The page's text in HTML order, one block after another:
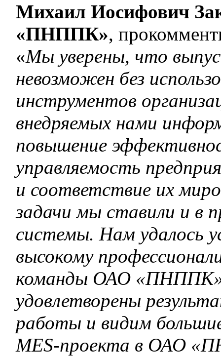
Михаил Иосифович
«ПНППК»,
«Мы уверены, что
невозможен без
инструментов
внедряемых нами
повышение
управляемость
и соответствие их
задачи мы ставили и в
системы. Нам удалось
высокому
команды ОАО
удовлетворены
работы и видим
MES-проекта в ОАО